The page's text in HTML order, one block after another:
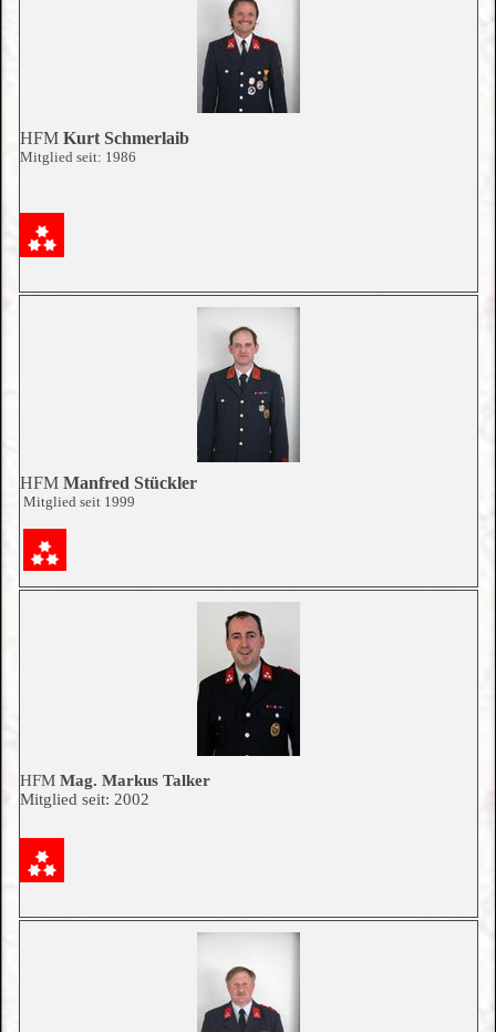
HFM Kurt Schmerlaib
Mitglied seit: 1986
HFM Manfred Stückler
Mitglied seit 1999
HFM Mag. Markus Talker
Mitglied seit: 2002